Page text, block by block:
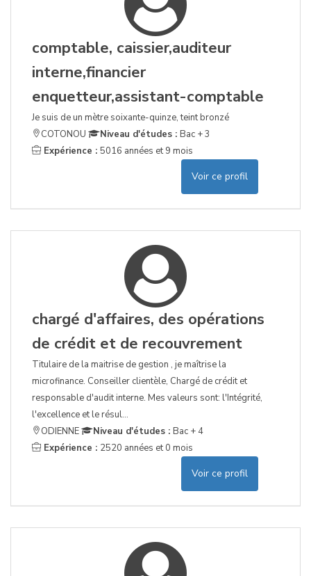
comptable, caissier,auditeur
interne,financier
enquetteur,assistant-comptable
Je suis de un mètre soixante-quinze, teint bronzé
COTONOU
Niveau d'études : Bac + 3
Expérience : 5016 années et 9 mois
Voir ce profil
chargé d'affaires, des opérations
de crédit et de recouvrement
Titulaire de la maitrise de gestion , je maîtrise la
microfinance. Conseiller clientèle, Chargé de crédit et
responsable d'audit interne. Mes valeurs sont: l'Intégrité,
l'excellence et le résul...
ODIENNE
Niveau d'études : Bac + 4
Expérience : 2520 années et 0 mois
Voir ce profil